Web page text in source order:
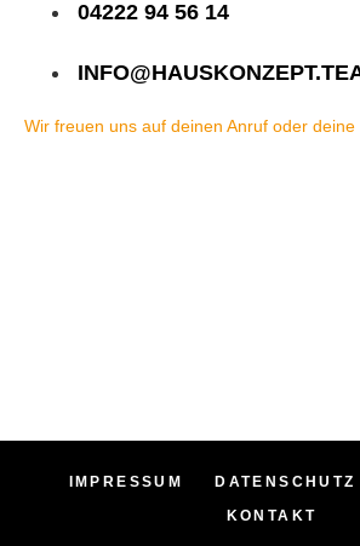
04222 94 56 14
Wir freuen uns auf deinen Anruf oder deine
IMPRESSUM DATENSCHUTZ
KONTAKT